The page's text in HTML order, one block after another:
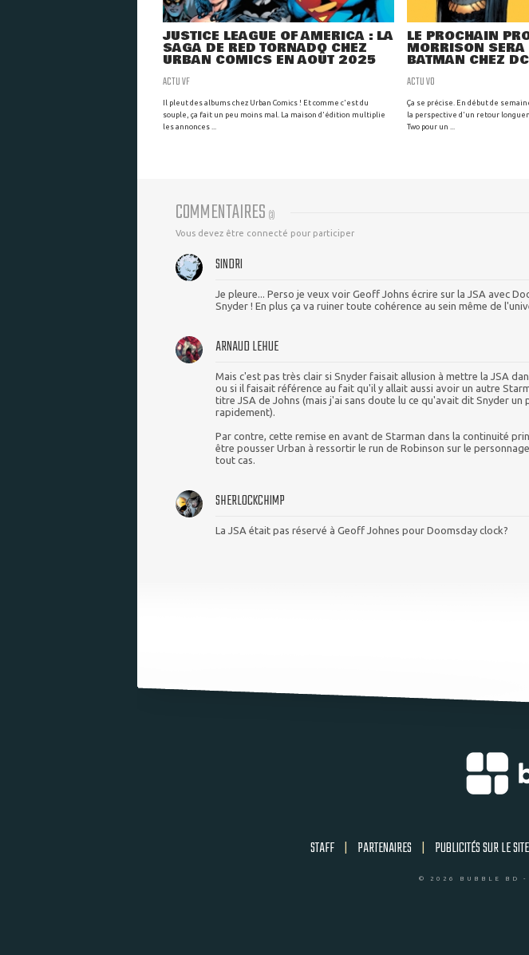
JUSTICE LEAGUE OF AMERICA : LA
SAGA DE RED TORNADO CHEZ
URBAN COMICS EN AOÛT 2025
ACTU VF
Il pleut des albums chez Urban Comics ! Et comme c'est du
souple, ça fait un peu moins mal. La maison d'édition multiplie
les annonces ...
LE PROCHAIN
MORRISON SERA
BATMAN CHEZ
ACTU VO
Ça se précise. En début de
la perspective d'un retour
Two pour un ...
COMMENTAIRES (3)
Vous devez être connecté pour participer
SINDRI
Je pleure... Perso je veux voir Geoff Johns écrire sur la JSA avec
Snyder ! En plus ça va ruiner toute cohérence au sein même de
ARNAUD LEHUE
Mais c'est pas très clair si Snyder faisait allusion à mettre la JSA
ou si il faisait référence au fait qu'il y allait aussi avoir un autre
titre JSA de Johns (mais j'ai sans doute lu ce qu'avait dit Snyder un
rapidement).
Par contre, cette remise en avant de Starman dans la continuité
être pousser Urban à ressortir le run de Robinson sur le
tout cas.
SHERLOCKCHIMP
La JSA était pas réservé à Geoff Johnes pour Doomsday clock?
STAFF | PARTENAIRES | PUBLICITÉS SUR LE SITE
© 2026 BUBBLE BD -